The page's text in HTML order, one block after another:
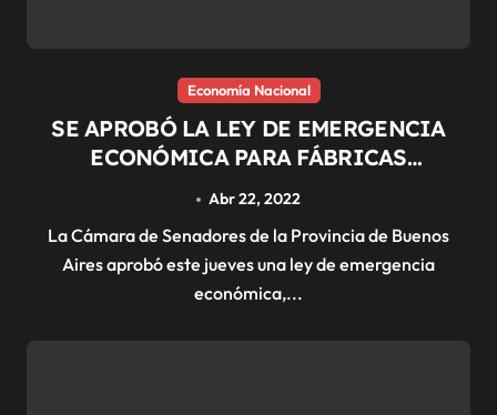
Economía Nacional
SE APROBÓ LA LEY DE EMERGENCIA
ECONÓMICA PARA FÁBRICAS
RECUPERADAS
Abr 22, 2022
La Cámara de Senadores de la Provincia de Buenos
Aires aprobó este jueves una ley de emergencia
económica,...